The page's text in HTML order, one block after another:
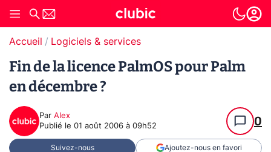
Accueil Logiciels & services
Fin de la licence PalmOS pour Palm
en décembre ?
Par Alex
Publié le 01 août 2006 à 09h52 0
Suivez-nous Ajoutez-nous en favori